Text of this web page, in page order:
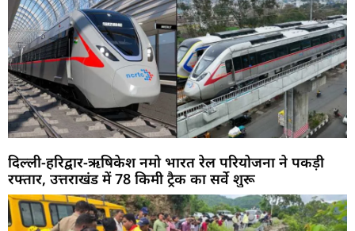
दिल्ली-हरिद्वार-ऋषिकेश नमो भारत रेल परियोजना ने पकड़ी
रफ्तार, उत्तराखंड में 78 किमी ट्रैक का सर्वे शुरू